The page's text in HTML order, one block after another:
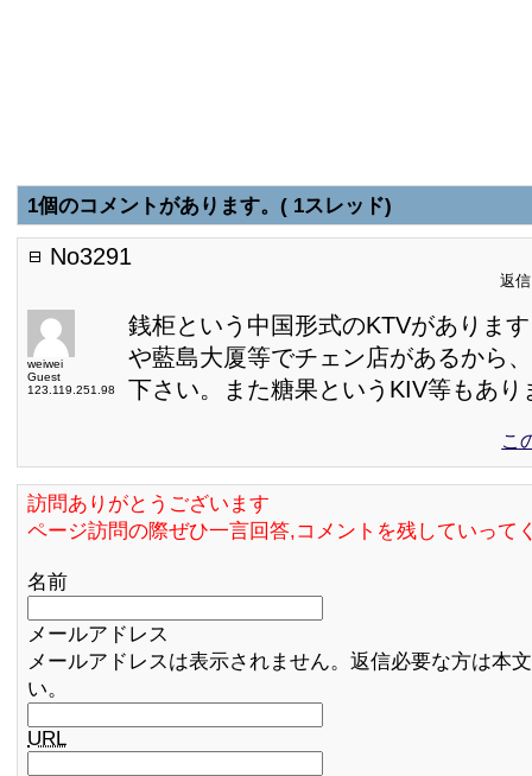
1個のコメントがあります。( 1スレッド)
No3291
返
weiwei
Guest
123.119.251.98
銭柜という中国形式のKTVがありま
や藍島大厦等でチェン店があるから
下さい。また糖果というKIV等もあり
こ
訪問ありがとうございます
ページ訪問の際ぜひ一言回答,コメントを残していって
名前
メールアドレス
メールアドレスは表示されません。返信必要な方は本
い。
URL